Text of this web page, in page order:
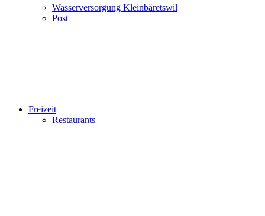
Wasserversorgung Kleinbäretswil
Post
Freizeit
Restaurants